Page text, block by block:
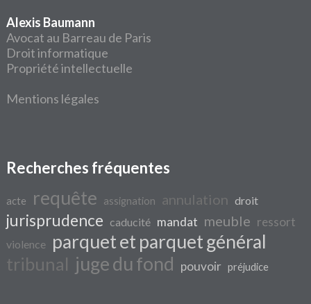
Alexis Baumann
Avocat au Barreau de Paris
Droit informatique
Propriété intellectuelle
Mentions légales
Recherches fréquentes
acte requête assignation annulation droit
jurisprudence caducité mandat meuble ressort
violence parquet et parquet général
tribunal juge du fond pouvoir préjudice